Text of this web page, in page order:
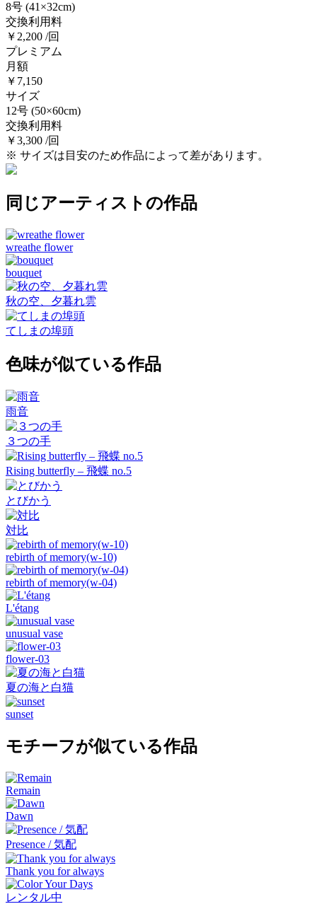
8号 (41×32cm)
交換利用料
￥2,200 /回
プレミアム
月額
￥7,150
サイズ
12号 (50×60cm)
交換利用料
￥3,300 /回
※ サイズは目安のため作品によって差があります。
同じアーティストの作品
wreathe flower
bouquet
秋の空、夕暮れ雲
てしまの埠頭
色味が似ている作品
雨音
３つの手
Rising butterfly – 飛蝶 no.5
とびかう
対比
rebirth of memory(w-10)
rebirth of memory(w-04)
L'étang
unusual vase
flower-03
夏の海と白猫
sunset
モチーフが似ている作品
Remain
Dawn
Presence / 気配
Thank you for always
レンタル中